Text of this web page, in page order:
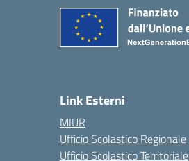
Link Esterni
MIUR
Ufficio Scolastico Regionale
Ufficio Scolastico Territoriale